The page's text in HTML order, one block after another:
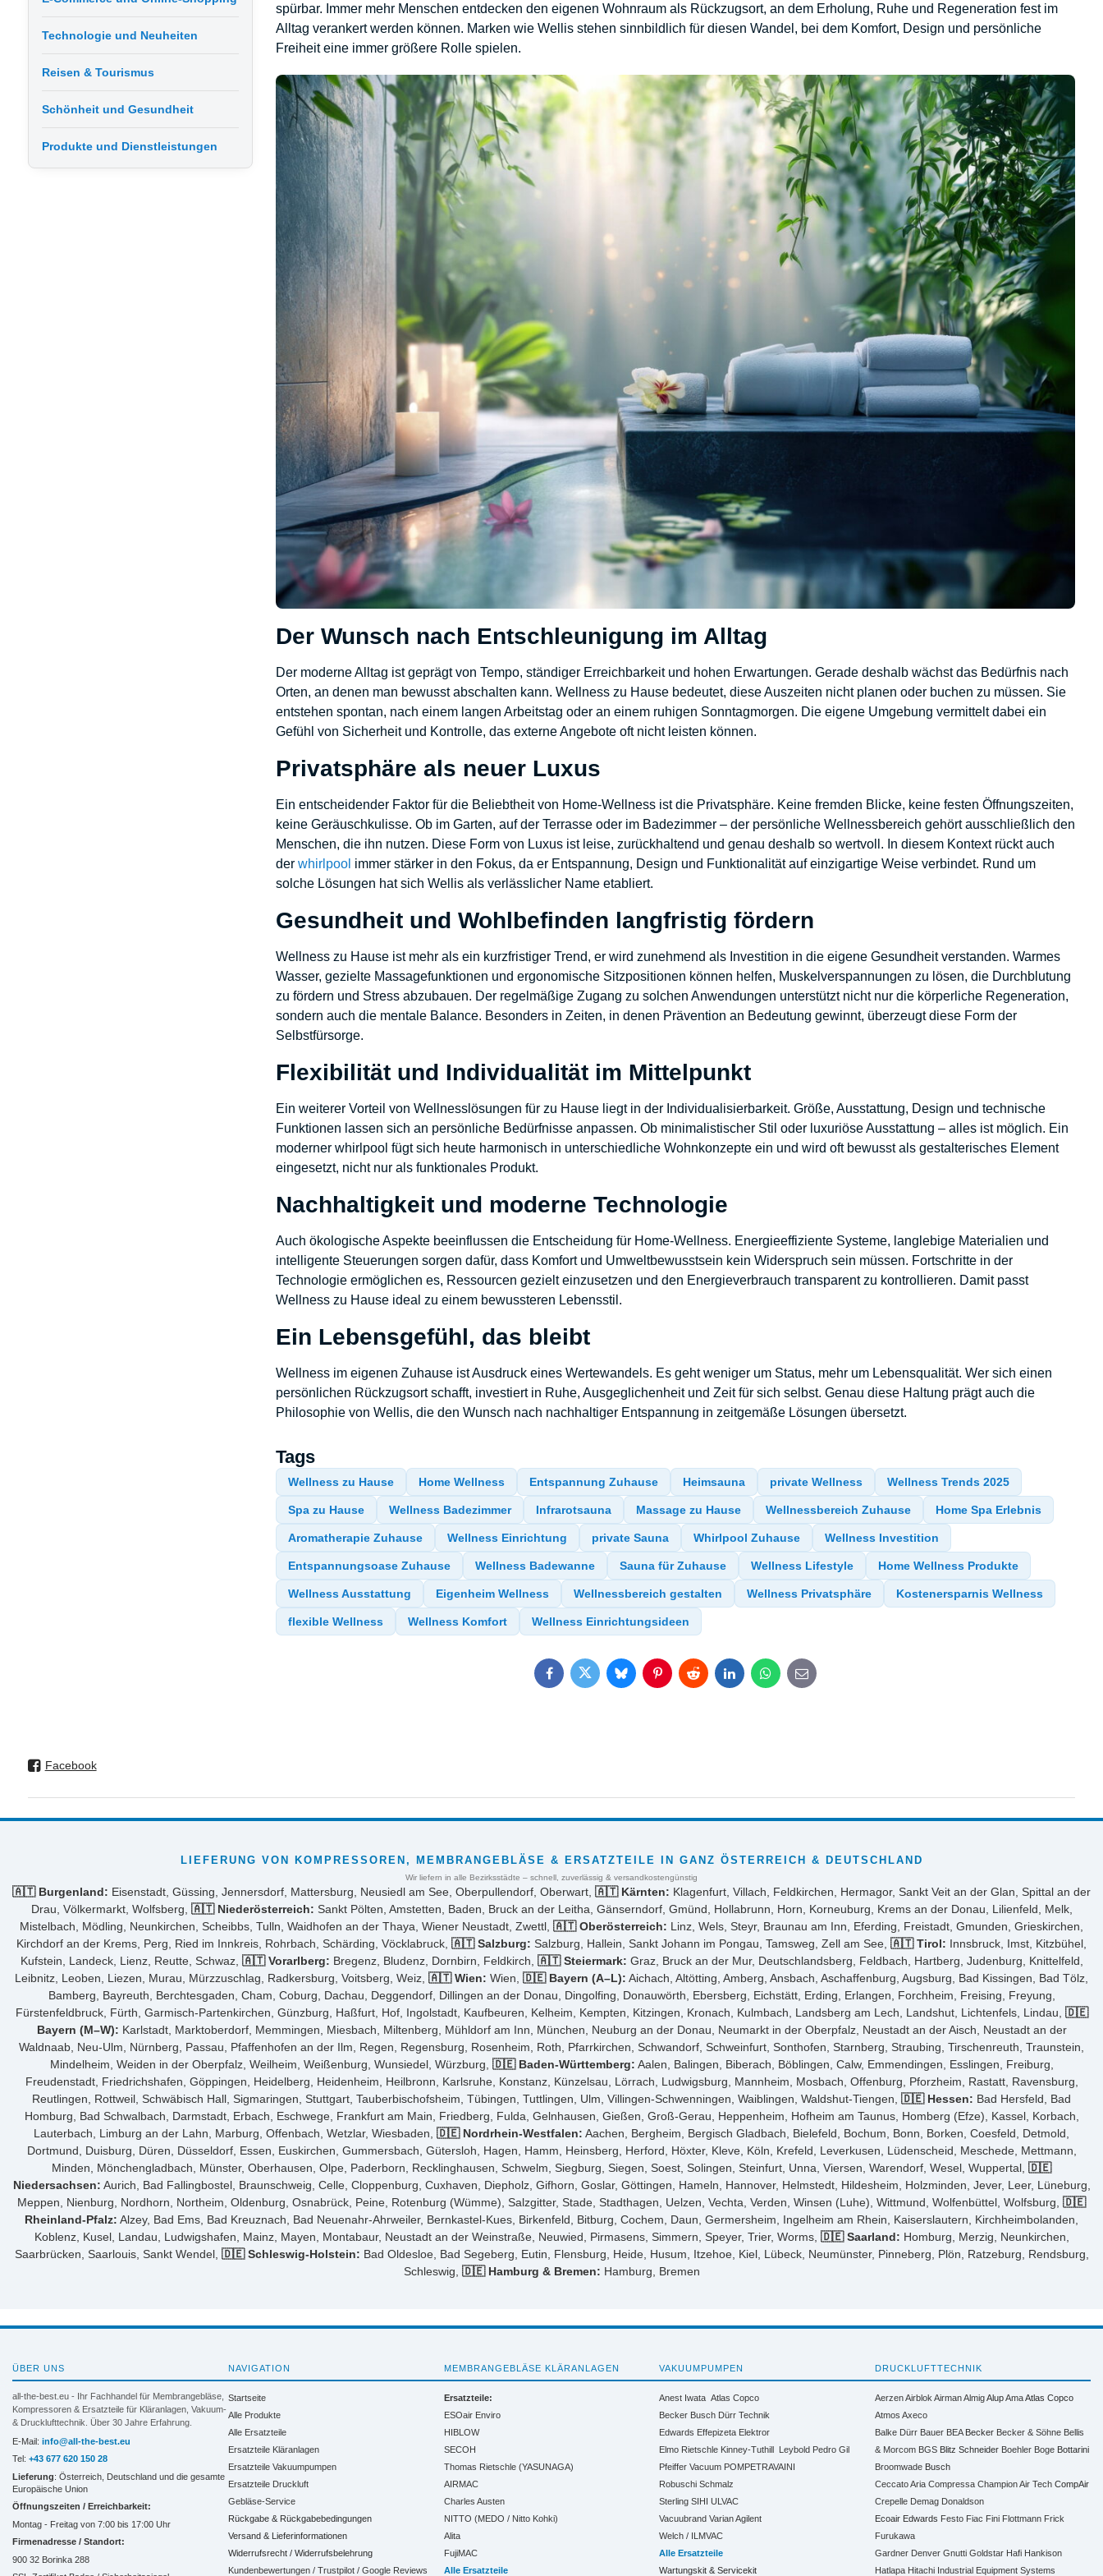
spürbar. Immer mehr Menschen entdecken den eigenen Wohnraum als Rückzugsort, an dem Erholung, Ruhe und Regeneration fest im
Alltag verankert werden können. Marken wie Wellis stehen sinnbildlich für diesen Wandel, bei dem Komfort, Design und persönliche
Freiheit eine immer größere Rolle spielen.
Der Wunsch nach Entschleunigung im Alltag
Der moderne Alltag ist geprägt von Tempo, ständiger Erreichbarkeit und hohen Erwartungen. Gerade deshalb wächst das Bedürfnis nach
Orten, an denen man bewusst abschalten kann. Wellness zu Hause bedeutet, diese Auszeiten nicht planen oder buchen zu müssen. Sie
entstehen spontan, nach einem langen Arbeitstag oder an einem ruhigen Sonntagmorgen. Die eigene Umgebung vermittelt dabei ein
Gefühl von Sicherheit und Kontrolle, das externe Angebote oft nicht leisten können.
Privatsphäre als neuer Luxus
Ein entscheidender Faktor für die Beliebtheit von Home-Wellness ist die Privatsphäre. Keine fremden Blicke, keine festen Öffnungszeiten,
keine Geräuschkulisse. Ob im Garten, auf der Terrasse oder im Badezimmer – der persönliche Wellnessbereich gehört ausschließlich den
Menschen, die ihn nutzen. Diese Form von Luxus ist leise, zurückhaltend und genau deshalb so wertvoll. In diesem Kontext rückt auch
derwhirlpool immer stärker in den Fokus, da er Entspannung, Design und Funktionalität auf einzigartige Weise verbindet. Rund um
solche Lösungen hat sich Wellis als verlässlicher Name etabliert.
Gesundheit und Wohlbefinden langfristig fördern
Wellness zu Hause ist mehr als ein kurzfristiger Trend, er wird zunehmend als Investition in die eigene Gesundheit verstanden. Warmes
Wasser, gezielte Massagefunktionen und ergonomische Sitzpositionen können helfen, Muskelverspannungen zu lösen, die Durchblutung
zu fördern und Stress abzubauen. Der regelmäßige Zugang zu solchen Anwendungen unterstützt nicht nur die körperliche Regeneration,
sondern auch die mentale Balance. Besonders in Zeiten, in denen Prävention an Bedeutung gewinnt, überzeugt diese Form der
Selbstfürsorge.
Flexibilität und Individualität im Mittelpunkt
Ein weiterer Vorteil von Wellnesslösungen für zu Hause liegt in der Individualisierbarkeit. Größe, Ausstattung, Design und technische
Funktionen lassen sich an persönliche Bedürfnisse anpassen. Ob minimalistischer Stil oder luxuriöse Ausstattung – alles ist möglich. Ein
moderner whirlpool fügt sich heute harmonisch in unterschiedliche Wohnkonzepte ein und wird oft bewusst als gestalterisches Element
eingesetzt, nicht nur als funktionales Produkt.
Nachhaltigkeit und moderne Technologie
Auch ökologische Aspekte beeinflussen die Entscheidung für Home-Wellness. Energieeffiziente Systeme, langlebige Materialien und
intelligente Steuerungen sorgen dafür, dass Komfort und Umweltbewusstsein kein Widerspruch sein müssen. Fortschritte in der
Technologie ermöglichen es, Ressourcen gezielt einzusetzen und den Energieverbrauch transparent zu kontrollieren. Damit passt
Wellness zu Hause ideal zu einem bewussteren Lebensstil.
Ein Lebensgefühl, das bleibt
Wellness im eigenen Zuhause ist Ausdruck eines Wertewandels. Es geht weniger um Status, mehr um Lebensqualität. Wer sich einen
persönlichen Rückzugsort schafft, investiert in Ruhe, Ausgeglichenheit und Zeit für sich selbst. Genau diese Haltung prägt auch die
Philosophie von Wellis, die den Wunsch nach nachhaltiger Entspannung in zeitgemäße Lösungen übersetzt.
Tags
Wellness zu Hause Home Wellness Entspannung Zuhause Heimsauna private Wellness Wellness Trends 2025
Spa zu Hause Wellness Badezimmer Infrarotsauna Massage zu Hause Wellnessbereich Zuhause Home Spa Erlebnis
Aromatherapie Zuhause Wellness Einrichtung private Sauna Whirlpool Zuhause Wellness Investition
Entspannungsoase Zuhause Wellness Badewanne Sauna für Zuhause Wellness Lifestyle Home Wellness Produkte
Wellness Ausstattung Eigenheim Wellness Wellnessbereich gestalten Wellness Privatsphäre Kostenersparnis Wellness
flexible Wellness Wellness Komfort Wellness Einrichtungsideen
FacebookTwitterBlueskyPinterestRedditLinkedInWhatsApp
E-
mail
Technologie und Neuheiten
Reisen & Tourismus
Schönheit und Gesundheit
Produkte und Dienstleistungen
Facebook
LIEFERUNG VON KOMPRESSOREN, MEMBRANGEBLÄSE & ERSATZTEILE IN GANZ ÖSTERREICH & DEUTSCHLAND
Wir liefern in alle Bezirksstädte – schnell, zuverlässig & versandkostengünstig
🇦🇹 Burgenland: Eisenstadt, Güssing, Jennersdorf, Mattersburg, Neusiedl am See, Oberpullendorf, Oberwart, 🇦🇹 Kärnten: Klagenfurt, Villach, Feldkirchen, Hermagor, Sankt Veit an der Glan, Spittal an der
Drau, Völkermarkt, Wolfsberg, 🇦🇹 Niederösterreich: Sankt Pölten, Amstetten, Baden, Bruck an der Leitha, Gänserndorf, Gmünd, Hollabrunn, Horn, Korneuburg, Krems an der Donau, Lilienfeld, Melk,
Mistelbach, Mödling, Neunkirchen, Scheibbs, Tulln, Waidhofen an der Thaya, Wiener Neustadt, Zwettl, 🇦🇹 Oberösterreich: Linz, Wels, Steyr, Braunau am Inn, Eferding, Freistadt, Gmunden, Grieskirchen,
Kirchdorf an der Krems, Perg, Ried im Innkreis, Rohrbach, Schärding, Vöcklabruck, 🇦🇹 Salzburg: Salzburg, Hallein, Sankt Johann im Pongau, Tamsweg, Zell am See, 🇦🇹 Tirol: Innsbruck, Imst, Kitzbühel,
Kufstein, Landeck, Lienz, Reutte, Schwaz, 🇦🇹 Vorarlberg: Bregenz, Bludenz, Dornbirn, Feldkirch, 🇦🇹 Steiermark: Graz, Bruck an der Mur, Deutschlandsberg, Feldbach, Hartberg, Judenburg, Knittelfeld,
Leibnitz, Leoben, Liezen, Murau, Mürzzuschlag, Radkersburg, Voitsberg, Weiz, 🇦🇹 Wien: Wien, 🇩🇪 Bayern (A–L): Aichach, Altötting, Amberg, Ansbach, Aschaffenburg, Augsburg, Bad Kissingen, Bad Tölz,
Bamberg, Bayreuth, Berchtesgaden, Cham, Coburg, Dachau, Deggendorf, Dillingen an der Donau, Dingolfing, Donauwörth, Ebersberg, Eichstätt, Erding, Erlangen, Forchheim, Freising, Freyung,
Fürstenfeldbruck, Fürth, Garmisch-Partenkirchen, Günzburg, Haßfurt, Hof, Ingolstadt, Kaufbeuren, Kelheim, Kempten, Kitzingen, Kronach, Kulmbach, Landsberg am Lech, Landshut, Lichtenfels, Lindau, 🇩🇪
Bayern (M–W): Karlstadt, Marktoberdorf, Memmingen, Miesbach, Miltenberg, Mühldorf am Inn, München, Neuburg an der Donau, Neumarkt in der Oberpfalz, Neustadt an der Aisch, Neustadt an der
Waldnaab, Neu-Ulm, Nürnberg, Passau, Pfaffenhofen an der Ilm, Regen, Regensburg, Rosenheim, Roth, Pfarrkirchen, Schwandorf, Schweinfurt, Sonthofen, Starnberg, Straubing, Tirschenreuth, Traunstein,
Mindelheim, Weiden in der Oberpfalz, Weilheim, Weißenburg, Wunsiedel, Würzburg, 🇩🇪 Baden-Württemberg: Aalen, Balingen, Biberach, Böblingen, Calw, Emmendingen, Esslingen, Freiburg,
Freudenstadt, Friedrichshafen, Göppingen, Heidelberg, Heidenheim, Heilbronn, Karlsruhe, Konstanz, Künzelsau, Lörrach, Ludwigsburg, Mannheim, Mosbach, Offenburg, Pforzheim, Rastatt, Ravensburg,
Reutlingen, Rottweil, Schwäbisch Hall, Sigmaringen, Stuttgart, Tauberbischofsheim, Tübingen, Tuttlingen, Ulm, Villingen-Schwenningen, Waiblingen, Waldshut-Tiengen, 🇩🇪 Hessen: Bad Hersfeld, Bad
Homburg, Bad Schwalbach, Darmstadt, Erbach, Eschwege, Frankfurt am Main, Friedberg, Fulda, Gelnhausen, Gießen, Groß-Gerau, Heppenheim, Hofheim am Taunus, Homberg (Efze), Kassel, Korbach,
Lauterbach, Limburg an der Lahn, Marburg, Offenbach, Wetzlar, Wiesbaden, 🇩🇪 Nordrhein-Westfalen: Aachen, Bergheim, Bergisch Gladbach, Bielefeld, Bochum, Bonn, Borken, Coesfeld, Detmold,
Dortmund, Duisburg, Düren, Düsseldorf, Essen, Euskirchen, Gummersbach, Gütersloh, Hagen, Hamm, Heinsberg, Herford, Höxter, Kleve, Köln, Krefeld, Leverkusen, Lüdenscheid, Meschede, Mettmann,
Minden, Mönchengladbach, Münster, Oberhausen, Olpe, Paderborn, Recklinghausen, Schwelm, Siegburg, Siegen, Soest, Solingen, Steinfurt, Unna, Viersen, Warendorf, Wesel, Wuppertal, 🇩🇪
Niedersachsen: Aurich, Bad Fallingbostel, Braunschweig, Celle, Cloppenburg, Cuxhaven, Diepholz, Gifhorn, Goslar, Göttingen, Hameln, Hannover, Helmstedt, Hildesheim, Holzminden, Jever, Leer, Lüneburg,
Meppen, Nienburg, Nordhorn, Northeim, Oldenburg, Osnabrück, Peine, Rotenburg (Wümme), Salzgitter, Stade, Stadthagen, Uelzen, Vechta, Verden, Winsen (Luhe), Wittmund, Wolfenbüttel, Wolfsburg, 🇩🇪
Rheinland-Pfalz: Alzey, Bad Ems, Bad Kreuznach, Bad Neuenahr-Ahrweiler, Bernkastel-Kues, Birkenfeld, Bitburg, Cochem, Daun, Germersheim, Ingelheim am Rhein, Kaiserslautern, Kirchheimbolanden,
Koblenz, Kusel, Landau, Ludwigshafen, Mainz, Mayen, Montabaur, Neustadt an der Weinstraße, Neuwied, Pirmasens, Simmern, Speyer, Trier, Worms, 🇩🇪 Saarland: Homburg, Merzig, Neunkirchen,
Saarbrücken, Saarlouis, Sankt Wendel, 🇩🇪 Schleswig-Holstein: Bad Oldesloe, Bad Segeberg, Eutin, Flensburg, Heide, Husum, Itzehoe, Kiel, Lübeck, Neumünster, Pinneberg, Plön, Ratzeburg, Rendsburg,
Schleswig, 🇩🇪 Hamburg & Bremen: Hamburg, Bremen
ÜBER UNS
all-the-best.eu - Ihr Fachhandel für Membrangebläse,
Kompressoren & Ersatzteile für Kläranlagen, Vakuum-
& Drucklufttechnik. Über 30 Jahre Erfahrung.
E-Mail: info@all-the-best.eu
Tel: +43 677 620 150 28
Lieferung: Österreich, Deutschland und die gesamte
Europäische Union
Öffnungszeiten / Erreichbarkeit:
Montag - Freitag von 7:00 bis 17:00 Uhr
Firmenadresse / Standort:
900 32 Borinka 288
NAVIGATION
Startseite
Alle Produkte
Alle Ersatzteile
Ersatzteile Kläranlagen
Ersatzteile Vakuumpumpen
Ersatzteile Druckluft
Gebläse-Service
Rückgabe & Rückgabebedingungen
Versand & Lieferinformationen
Widerrufsrecht / Widerrufsbelehrung
Kundenbewertungen / Trustpilot / Google Reviews
MEMBRANGEBLÄSE KLÄRANLAGEN
Ersatzteile:
ESOair Enviro
HIBLOW
SECOH
Thomas Rietschle (YASUNAGA)
AIRMAC
Charles Austen
NITTO (MEDO / Nitto Kohki)
Alita
FujiMAC
Alle Ersatzteile
VAKUUMPUMPEN
Anest Iwata Atlas Copco
Becker Busch Dürr Technik
Edwards Effepizeta Elektror
Elmo Rietschle Kinney-Tuthill Leybold Pedro Gil
Pfeiffer Vacuum POMPETRAVAINI
Robuschi Schmalz
Sterling SIHI ULVAC
Vacuubrand Varian Agilent
Welch / ILMVAC
Alle Ersatzteile
Wartungskit & Servicekit
DRUCKLUFTTECHNIK
AerzenAirblok AirmanAlmigAlupAmaAtlas Copco
Atmos Axeco
Balke Dürr Bauer BEA Becker Becker & Söhne Bellis
& Morcom BGS Blitz Schneider Boehler Boge Bottarini
Broomwade Busch
Ceccato Aria Compressa Champion Air Tech CompAir
Crepelle Demag Donaldson
Ecoair Edwards Festo Fiac Fini Flottmann Frick
Furukawa
Gardner Denver Gnutti Goldstar Hafi Hankison
Hatlapa Hitachi Industrial Equipment Systems